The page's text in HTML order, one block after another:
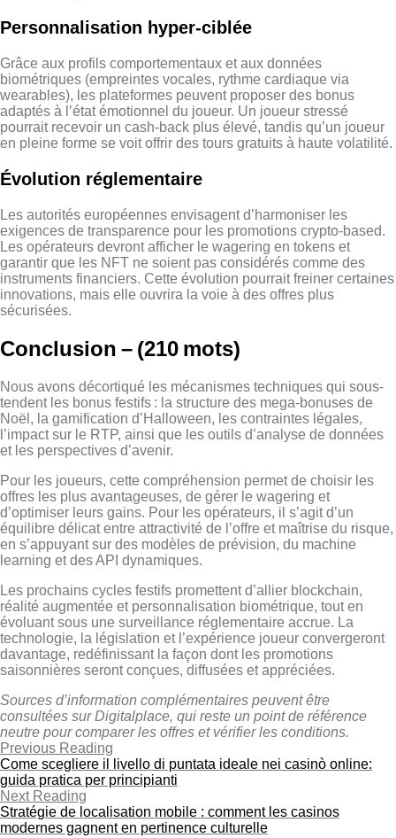
Personnalisation hyper‑ciblée
Grâce aux profils comportementaux et aux données
biométriques (empreintes vocales, rythme cardiaque via
wearables), les plateformes peuvent proposer des bonus
adaptés à l’état émotionnel du joueur. Un joueur stressé
pourrait recevoir un cash‑back plus élevé, tandis qu’un joueur
en pleine forme se voit offrir des tours gratuits à haute volatilité.
Évolution réglementaire
Les autorités européennes envisagent d’harmoniser les
exigences de transparence pour les promotions crypto‑based.
Les opérateurs devront afficher le wagering en tokens et
garantir que les NFT ne soient pas considérés comme des
instruments financiers. Cette évolution pourrait freiner certaines
innovations, mais elle ouvrira la voie à des offres plus
sécurisées.
Conclusion – (210 mots)
Nous avons décortiqué les mécanismes techniques qui sous-
tendent les bonus festifs : la structure des mega‑bonuses de
Noël, la gamification d’Halloween, les contraintes légales,
l’impact sur le RTP, ainsi que les outils d’analyse de données
et les perspectives d’avenir.
Pour les joueurs, cette compréhension permet de choisir les
offres les plus avantageuses, de gérer le wagering et
d’optimiser leurs gains. Pour les opérateurs, il s’agit d’un
équilibre délicat entre attractivité de l’offre et maîtrise du risque,
en s’appuyant sur des modèles de prévision, du machine
learning et des API dynamiques.
Les prochains cycles festifs promettent d’allier blockchain,
réalité augmentée et personnalisation biométrique, tout en
évoluant sous une surveillance réglementaire accrue. La
technologie, la législation et l’expérience joueur convergeront
davantage, redéfinissant la façon dont les promotions
saisonnières seront conçues, diffusées et appréciées.
Sources d’information complémentaires peuvent être
consultées sur Digitalplace, qui reste un point de référence
neutre pour comparer les offres et vérifier les conditions.
Previous Reading
Come scegliere il livello di puntata ideale nei casinò online:
guida pratica per principianti
Next Reading
Stratégie de localisation mobile : comment les casinos
modernes gagnent en pertinence culturelle